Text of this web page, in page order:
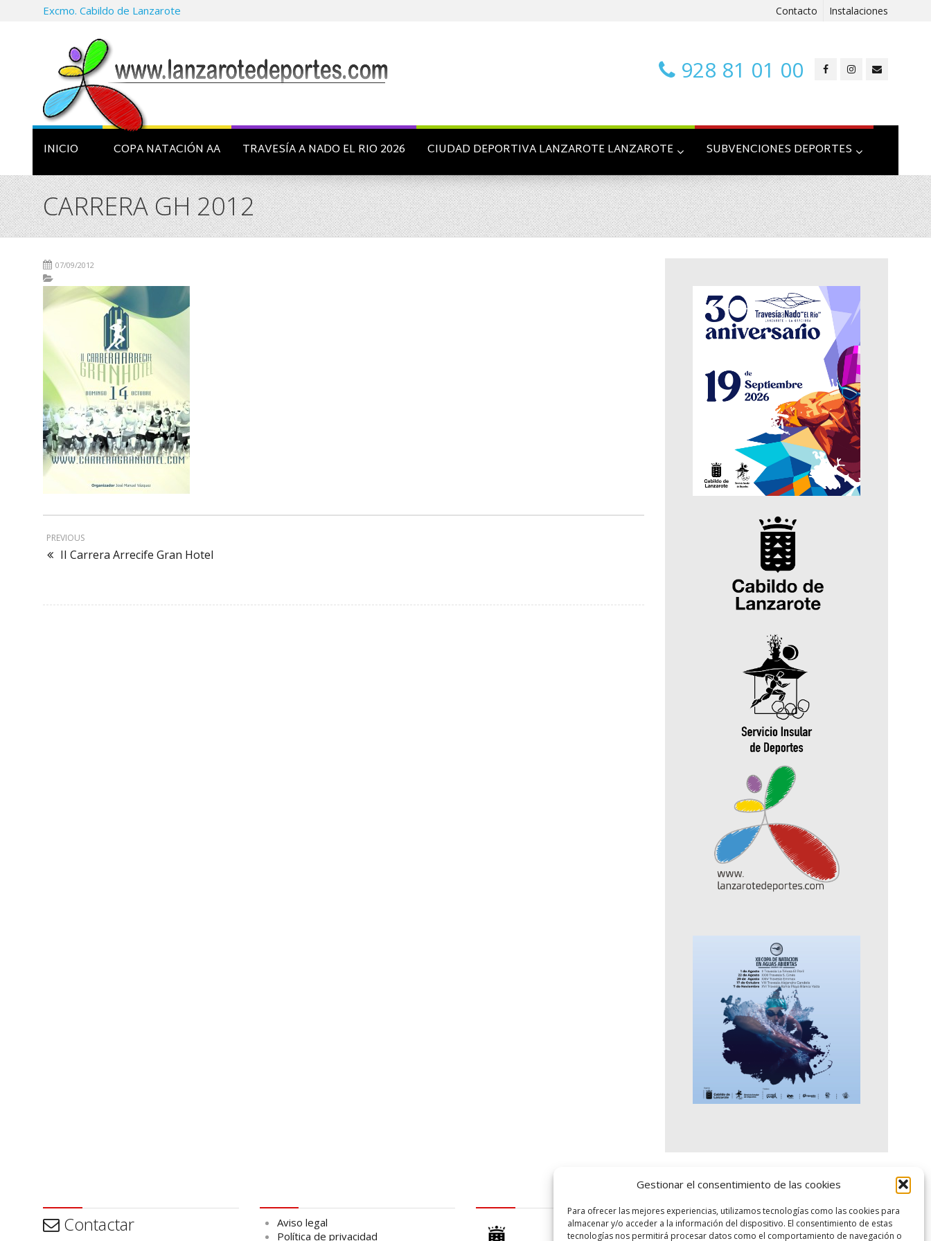
Gestionar el consentimiento de las cookies
Para ofrecer las mejores experiencias, utilizamos tecnologías como las cookies para
almacenar y/o acceder a la información del dispositivo. El consentimiento de estas
tecnologías nos permitirá procesar datos como el comportamiento de navegación o
Excmo. Cabildo de Lanzarote Contacto Instalaciones
928 81 01 00
INICIO COPA NATACIÓN AA TRAVESÍA A NADO EL RIO 2026 CIUDAD DEPORTIVA LANZAROTE LANZAROTE SUBVENCIONES DEPORTES
CARRERA GH 2012
07/09/2012
PREVIOUS
II Carrera Arrecife Gran Hotel
Contactar
Aviso legal
Política de privacidad
logo SID